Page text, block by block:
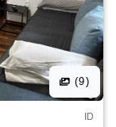
(9)
ID